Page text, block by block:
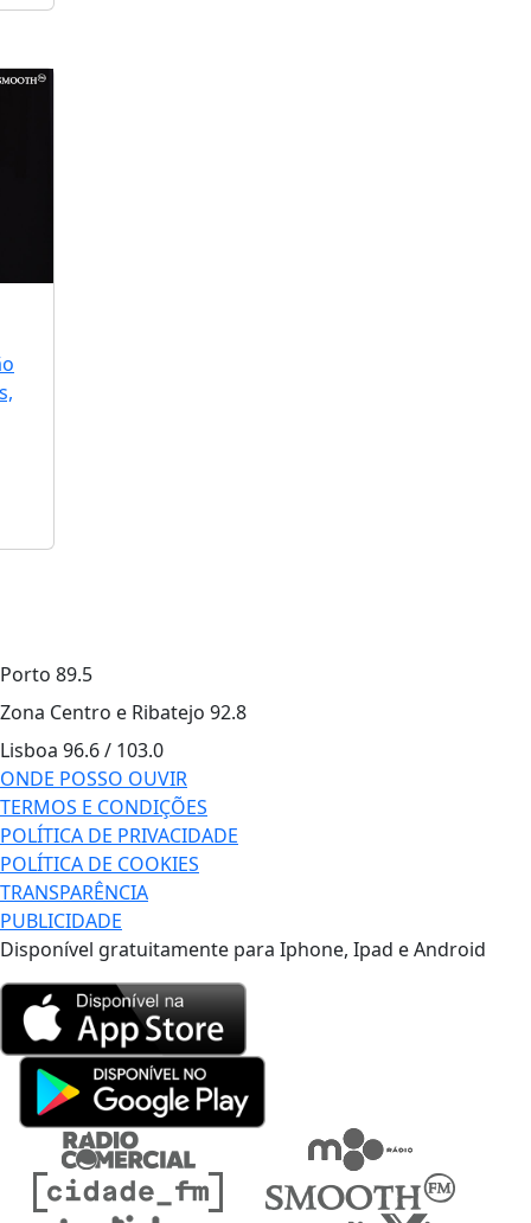
Porto 89.5
Zona Centro e Ribatejo 92.8
Lisboa 96.6 / 103.0
ONDE POSSO OUVIR
TERMOS E CONDIÇÕES
POLÍTICA DE PRIVACIDADE
POLÍTICA DE COOKIES
TRANSPARÊNCIA
PUBLICIDADE
Disponível gratuitamente para Iphone, Ipad e Android